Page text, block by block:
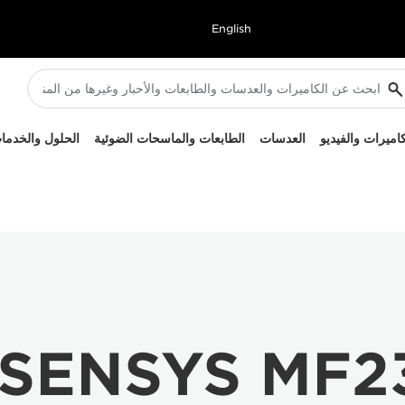
English
والفيديو العدسات الطابعات والماسحات الضوئية الحلول